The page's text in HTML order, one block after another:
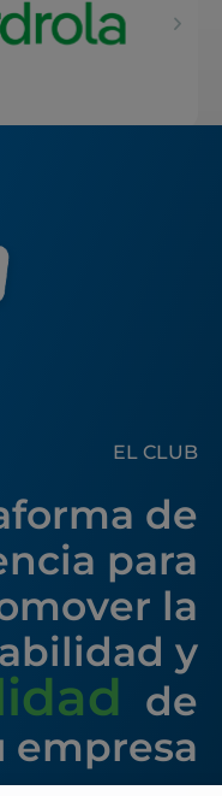
EL CLUB
de
para
la
y
de
empresa